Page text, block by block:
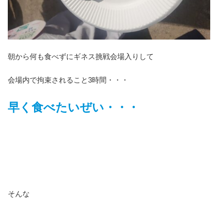
朝から何も食べずにギネス挑戦会場入りして
会場内で拘束されること3時間・・・
早く食べたいぜい・・・
そんな